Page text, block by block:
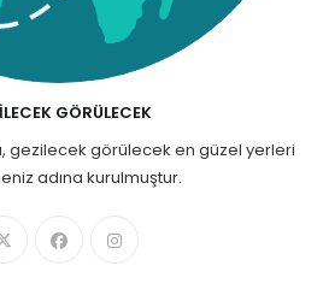
GÖRÜLECEK
gezilecek görülecek en güzel yerleri
adına kurulmuştur.